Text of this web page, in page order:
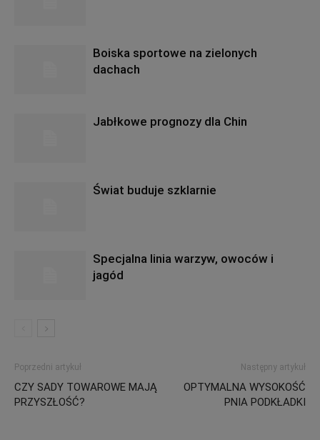
Boiska sportowe na zielonych
dachach
Jabłkowe prognozy dla Chin
Świat buduje szklarnie
Specjalna linia warzyw, owoców i
jagód
Poprzedni artykuł
CZY SADY TOWAROWE MAJĄ
PRZYSZŁOŚĆ?
Następny artykuł
OPTYMALNA WYSOKOŚĆ
PNIA PODKŁADKI